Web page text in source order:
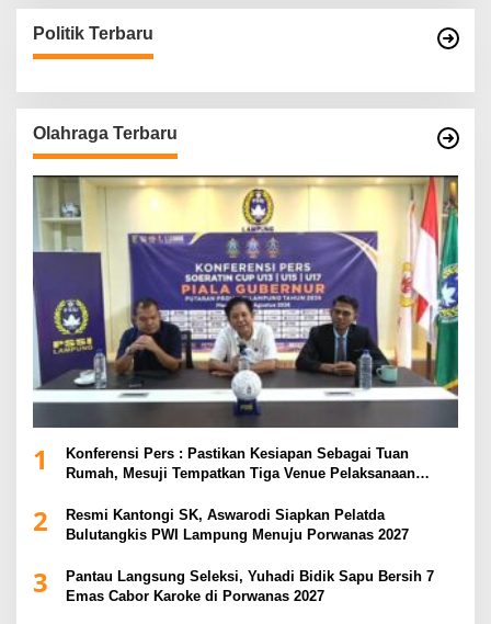
Politik Terbaru
Olahraga Terbaru
1
Konferensi Pers : Pastikan Kesiapan Sebagai Tuan
Rumah, Mesuji Tempatkan Tiga Venue Pelaksanaan
2
Resmi Kantongi SK, Aswarodi Siapkan Pelatda
Bulutangkis PWI Lampung Menuju Porwanas 2027
3
Pantau Langsung Seleksi, Yuhadi Bidik Sapu Bersih 7
Emas Cabor Karoke di Porwanas 2027